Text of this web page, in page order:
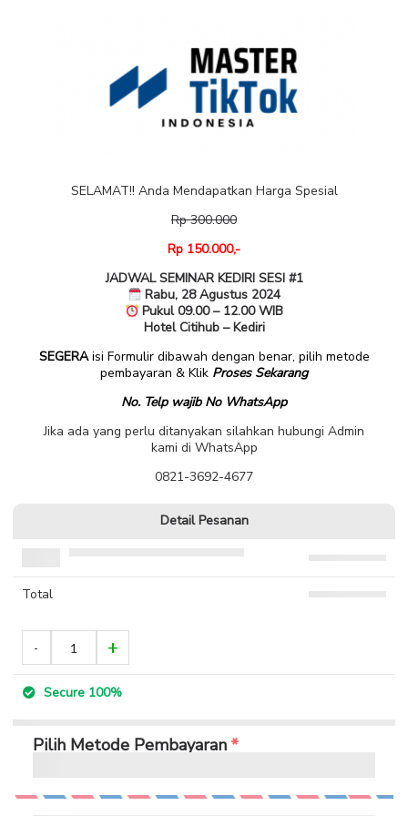
SELAMAT!! Anda Mendapatkan Harga Spesial
Rp 300.000
Rp 150.000,-
JADWAL SEMINAR KEDIRI SESI #1
Rabu, 28 Agustus 2024
Pukul 09.00 – 12.00 WIB
Hotel Citihub – Kediri
SEGERAisi Formulir dibawah dengan benar, pilih metode
pembayaran & Klik Proses Sekarang
No. Telp wajib No WhatsApp
Jika ada yang perlu ditanyakan silahkan hubungi Admin
kami di WhatsApp
0821-3692-4677
Detail Pesanan
Total
Secure 100%
Pilih Metode Pembayaran